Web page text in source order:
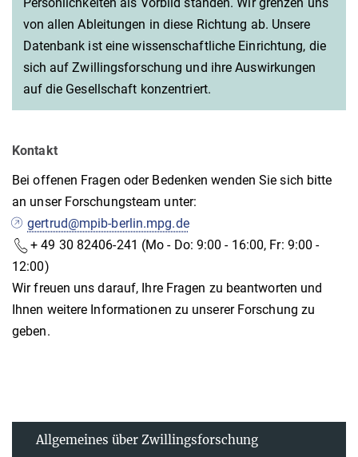
von allen Ableitungen in diese Richtung ab. Unsere
Datenbank ist eine wissenschaftliche Einrichtung, die
sich auf Zwillingsforschung und ihre Auswirkungen
auf die Gesellschaft konzentriert.
Kontakt
Bei offenen Fragen oder Bedenken wenden Sie sich bitte
an unser Forschungsteam unter:
gertrud@mpib-berlin.mpg.de
+ 49 30 82406-241 (Mo - Do: 9:00 - 16:00, Fr: 9:00 -
12:00)
Wir freuen uns darauf, Ihre Fragen zu beantworten und
Ihnen weitere Informationen zu unserer Forschung zu
geben.
Allgemeines über Zwillingsforschung